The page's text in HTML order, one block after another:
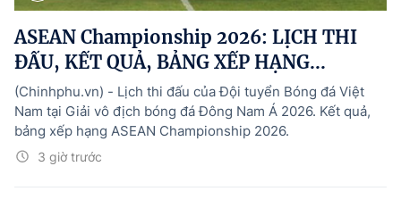
ASEAN Championship 2026: LỊCH THI
ĐẤU, KẾT QUẢ, BẢNG XẾP HẠNG...
3 giờ trước
(Chinhphu.vn) - Lịch thi đấu của Đội tuyển Bóng đá Việt
Nam tại Giải vô địch bóng đá Đông Nam Á 2026. Kết quả,
bảng xếp hạng ASEAN Championship 2026.